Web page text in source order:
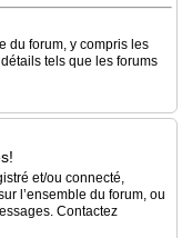
du forum, y compris les
tels que les forums
et/ou connecté,
l’ensemble du forum, ou
Contactez